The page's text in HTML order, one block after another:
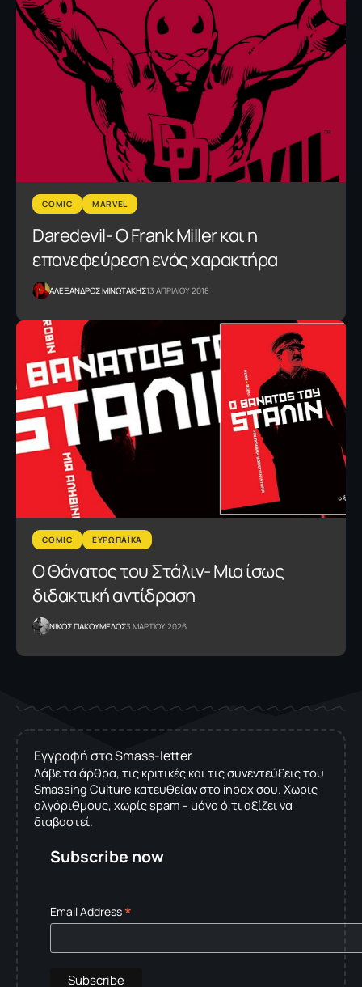
COMIC MARVEL
Daredevil- Ο Frank Miller και η
επανεφεύρεση ενός χαρακτήρα
ΑΛΕΞΑΝΔΡΟΣ ΜΙΝΩΤΑΚΗΣ13 ΑΠΡΙΛΙΟΥ 2018
COMIC ΕΥΡΩΠΑΪΚΑ
Ο Θάνατος του Στάλιν- Μια ίσως
διδακτική αντίδραση
NΙΚΟΣ ΓΙΑΚΟΥΜΕΛΟΣ3 ΜΑΡΤΙΟΥ 2026
Εγγραφή στο Smass-letter
Λάβε τα άρθρα, τις κριτικές και τις συνεντεύξεις του
Smassing Culture κατευθείαν στο inbox σου. Χωρίς
αλγόριθμους, χωρίς spam – μόνο ό,τι αξίζει να
διαβαστεί.
Subscribe now
Email Address*